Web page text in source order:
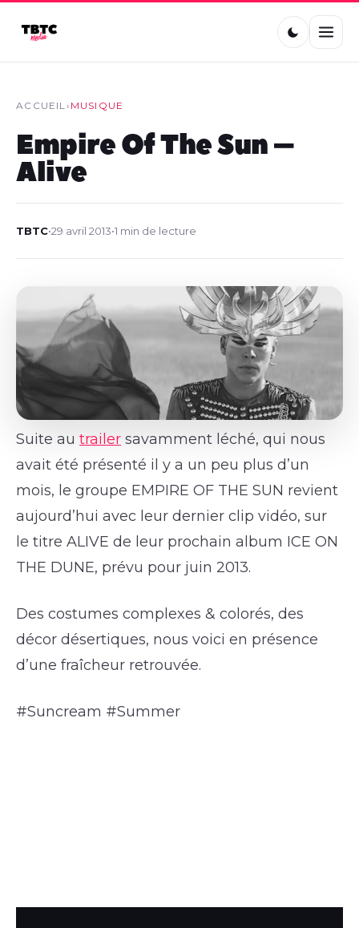
ACCUEIL› MUSIQUE
Empire Of The Sun –
Alive
TBTC•29 avril 2013•1 min de lecture
Suite autrailer savamment léché, qui nous
avait été présenté il y a un peu plus d’un
mois, le groupe EMPIRE OF THE SUN revient
aujourd’hui avec leur dernier clip vidéo, sur
le titre ALIVE de leur prochain album ICE ON
THE DUNE, prévu pour juin 2013.
Des costumes complexes & colorés, des
décor désertiques, nous voici en présence
d’une fraîcheur retrouvée.
#Suncream #Summer